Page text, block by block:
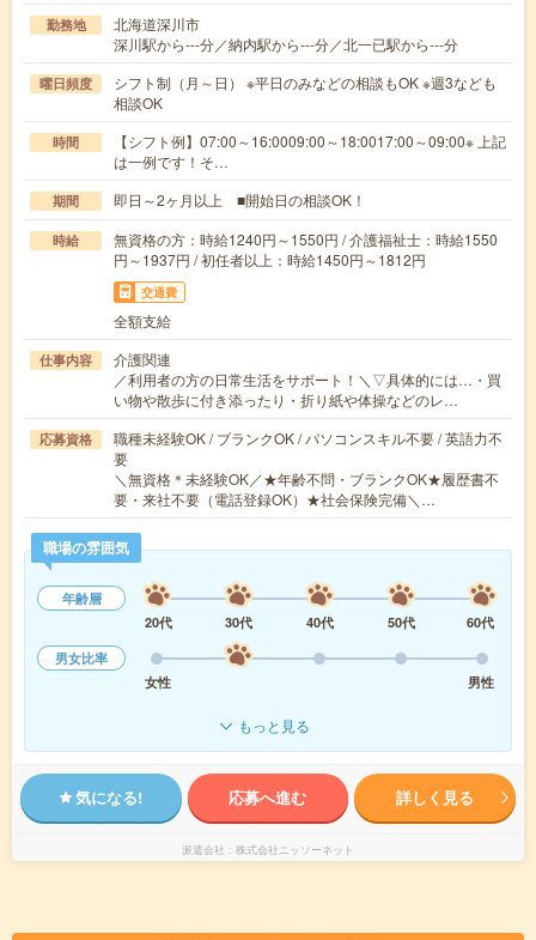
勤務地
北海道深川市
深川駅から---分／納内駅から---分／北一已駅から---分
曜日頻度
シフト制（月～日） ※平日のみなどの相談もOK ※週3なども
相談OK
時間
【シフト例】07:00～16:0009:00～18:0017:00～09:00※ 上記
は一例です！そ…
期間 即日～2ヶ月以上 ■開始日の相談OK！
時給
無資格の方：時給1240円～1550円 / 介護福祉士：時給1550
円～1937円 / 初任者以上：時給1450円～1812円
交通費
全額支給
仕事内容
介護関連
／利用者の方の日常生活をサポート！＼▽具体的には…・買
い物や散歩に付き添ったり・折り紙や体操などのレ…
応募資格
職種未経験OK / ブランクOK / パソコンスキル不要 / 英語力不
要
＼無資格＊未経験OK／★年齢不問・ブランクOK★履歴書不
要・来社不要（電話登録OK）★社会保険完備＼…
職場の雰囲気
年齢層
20代
30代 40代 50代
60代
男女比率
女性
男性
もっと見る
気になる! 応募へ進む 詳しく見る
派遣会社 株式会社ニッソーネット